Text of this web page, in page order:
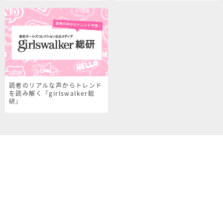
読者のリアルな声からトレンド
を読み解く『girlswalker総
研』